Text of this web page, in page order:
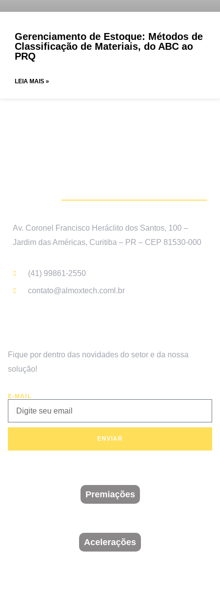
Gerenciamento de Estoque: Métodos de
Classificação de Materiais, do ABC ao
PRQ
LEIA MAIS »
Av. Coronel Francisco Heráclito dos Santos, 100 –
Jardim das Américas, Curitiba – PR – CEP 81530-000
(41) 99861-2550
contato@almoxtech.coml.br
Fique por dentro das novidades do setor e da nossa
solução!
E-MAIL
ENVIAR
Premiações
Acelerações